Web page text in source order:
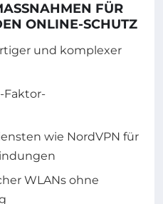
FÜR D
ONLINE-SCHUTZ
und komplexer
Faktor-
wie NordVPN für
WLANs ohne